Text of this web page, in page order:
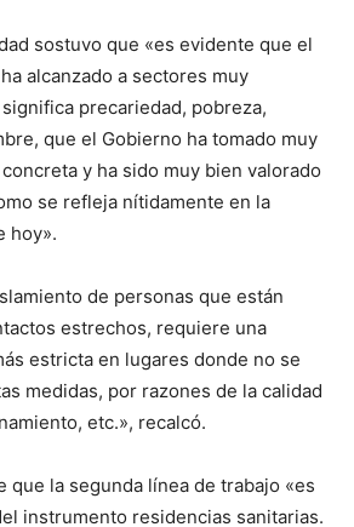
sostuvo que «es evidente que el
alcanzado a sectores muy
precariedad, pobreza,
que el Gobierno ha tomado muy
y ha sido muy bien valorado
se refleja nítidamente en la
hoy».
de personas que están
estrechos, requiere una
estricta en lugares donde no se
medidas, por razones de la calidad
etc.», recalcó.
que la segunda línea de trabajo «es
instrumento residencias sanitarias.